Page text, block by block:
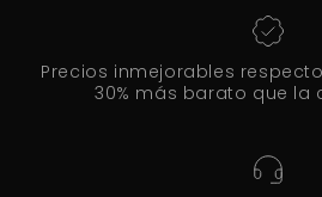
Precios inmejorables
30% más barato que la